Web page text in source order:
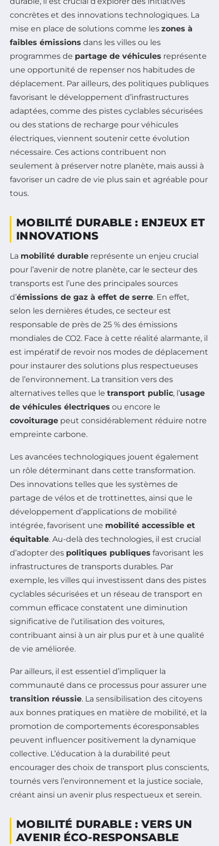
concrètes et des innovations technologiques. La
mise en place de solutions comme les zones à
faibles émissions dans les villes ou les
programmes de partage de véhicules représente
une opportunité de repenser nos habitudes de
déplacement. Par ailleurs, des politiques publiques
favorisant le développement d’infrastructures
adaptées, comme des pistes cyclables sécurisées
ou des stations de recharge pour véhicules
électriques, viennent soutenir cette évolution
nécessaire. Ces actions contribuent non
seulement à préserver notre planète, mais aussi à
favoriser un cadre de vie plus sain et agréable pour
tous.
MOBILITÉ DURABLE : ENJEUX ET
INNOVATIONS
La mobilité durable représente un enjeu crucial
pour l’avenir de notre planète, car le secteur des
transports est l’une des principales sources
d’émissions de gaz à effet de serre. En effet,
selon les dernières études, ce secteur est
responsable de près de 25 % des émissions
mondiales de CO2. Face à cette réalité alarmante, il
est impératif de revoir nos modes de déplacement
pour instaurer des solutions plus respectueuses
de l’environnement. La transition vers des
alternatives telles que le transport public, l’usage
de véhicules électriques ou encore le
covoiturage peut considérablement réduire notre
empreinte carbone.
Les avancées technologiques jouent également
un rôle déterminant dans cette transformation.
Des innovations telles que les systèmes de
partage de vélos et de trottinettes, ainsi que le
développement d’applications de mobilité
intégrée, favorisent une mobilité accessible et
équitable. Au-delà des technologies, il est crucial
d’adopter des politiques publiques favorisant les
infrastructures de transports durables. Par
exemple, les villes qui investissent dans des pistes
cyclables sécurisées et un réseau de transport en
commun efficace constatent une diminution
significative de l’utilisation des voitures,
contribuant ainsi à un air plus pur et à une qualité
de vie améliorée.
Par ailleurs, il est essentiel d’impliquer la
communauté dans ce processus pour assurer une
transition réussie. La sensibilisation des citoyens
aux bonnes pratiques en matière de mobilité, et la
promotion de comportements écoresponsables
peuvent influencer positivement la dynamique
collective. L’éducation à la durabilité peut
encourager des choix de transport plus conscients,
tournés vers l’environnement et la justice sociale,
créant ainsi un avenir plus respectueux et serein.
MOBILITÉ DURABLE : VERS UN
AVENIR ÉCO-RESPONSABLE